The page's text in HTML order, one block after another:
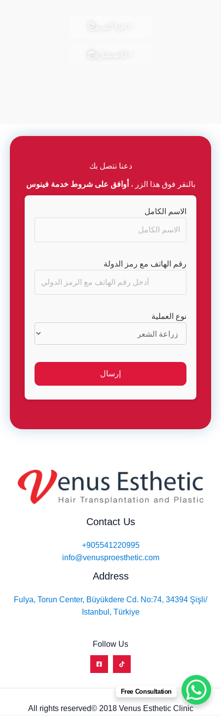
دعنا نتصل بك
بالنقر فوق هذا الزر ، أوافق على شروط خدمة فينوس
الاسم الكامل
رقم الهاتف مع رمز الدولة
نوع العملية
Contact Us
+905541220995
info@venusproesthetic.com
Address
Fulya, Torun Center, Büyükdere Cd. No:74, 34394 Şişli/
Istanbul, Türkiye
Follow Us
All rights reserved© 2018 Venus Esthetic Clinic
Free Consultation